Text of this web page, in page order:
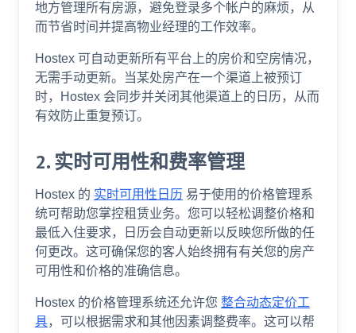
地方管理所有房源，避免登录多个帐户的麻烦，从
而节省时间并提高物业经理的工作效率。
Hostex 可自动更新所有平台上的房价和空房情况，
无需手动更新。当某处房产在一个渠道上被预订
时，Hostex 会同步并关闭其他渠道上的日历，从而
有效防止重复预订。
2. 实时可用性和费率管理
Hostex 的 实时可用性日历 易于使用的价格管理系
统可帮助您掌控租赁业务。您可以轻松调整价格和
最低入住要求，日历会自动更新以反映您所做的任
何更改。这可确保您的客人始终拥有有关您的房产
可用性和价格的准确信息。
Hostex 的价格管理系统还允许您 整合动态定价工
具，可以根据需求和其他因素调整费率。这可以帮